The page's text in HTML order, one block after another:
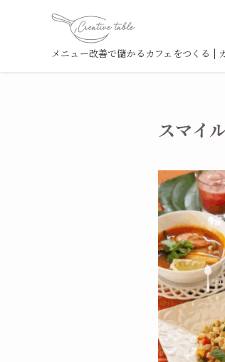
メニュー改善で儲かるカフェをつくる |
スマイ